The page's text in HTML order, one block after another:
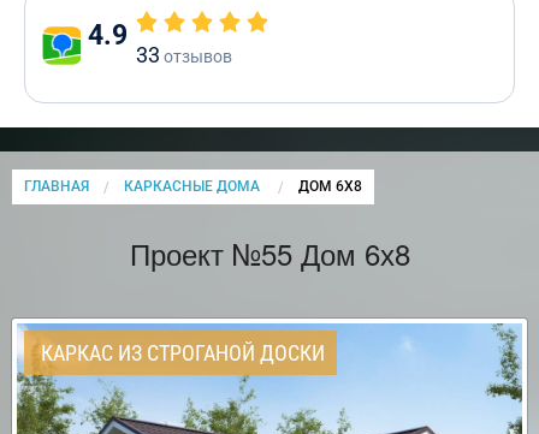
4.9
33 отзывов
ГЛАВНАЯ КАРКАСНЫЕ ДОМА CURRENT:
ДОМ 6Х8
Проект №55 Дом 6х8
КАРКАС ИЗ СТРОГАНОЙ ДОСКИ